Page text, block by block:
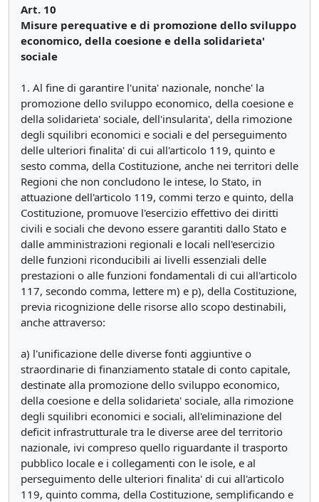
Art. 10
Misure perequative e di promozione dello sviluppo
economico, della coesione e della solidarieta'
sociale
1. Al fine di garantire l'unita' nazionale, nonche' la
promozione dello sviluppo economico, della coesione e
della solidarieta' sociale, dell'insularita', della rimozione
degli squilibri economici e sociali e del perseguimento
delle ulteriori finalita' di cui all'articolo 119, quinto e
sesto comma, della Costituzione, anche nei territori delle
Regioni che non concludono le intese, lo Stato, in
attuazione dell'articolo 119, commi terzo e quinto, della
Costituzione, promuove l'esercizio effettivo dei diritti
civili e sociali che devono essere garantiti dallo Stato e
dalle amministrazioni regionali e locali nell'esercizio
delle funzioni riconducibili ai livelli essenziali delle
prestazioni o alle funzioni fondamentali di cui all'articolo
117, secondo comma, lettere m) e p), della Costituzione,
previa ricognizione delle risorse allo scopo destinabili,
anche attraverso:
a) l'unificazione delle diverse fonti aggiuntive o
straordinarie di finanziamento statale di conto capitale,
destinate alla promozione dello sviluppo economico,
della coesione e della solidarieta' sociale, alla rimozione
degli squilibri economici e sociali, all'eliminazione del
deficit infrastrutturale tra le diverse aree del territorio
nazionale, ivi compreso quello riguardante il trasporto
pubblico locale e i collegamenti con le isole, e al
perseguimento delle ulteriori finalita' di cui all'articolo
119, quinto comma, della Costituzione, semplificando e